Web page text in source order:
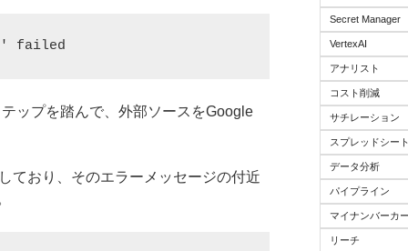
1' failed
ップを踏んで、外部ソースをGoogle
ており、そのエラーメッセージの付近
Secret Manager
VertexAI
アナリスト
コスト削減
サチレーション
スプレッドシー
データ分析
パイプライン
マイナンバーカ
リーチ